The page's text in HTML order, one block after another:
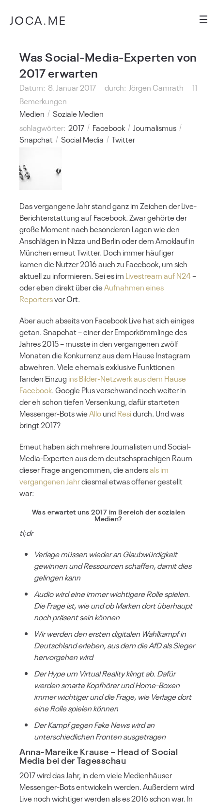
JOCA.ME
Was Social-Media-Experten von
2017 erwarten
Datum: 8. Januar 2017 durch: Jörgen Camrath
11
Bemerkungen
Medien
Soziale Medien
schlagwörter: 2017 Facebook
Journalismus
Snapchat
Social Media Twitter
Das vergangene Jahr stand ganz im Zeichen der Live-
Berichterstattung auf Facebook. Zwar gehörte der
große Moment nach besonderen Lagen wie den
Anschlägen in Nizza und Berlin oder dem Amoklauf in
München erneut Twitter. Doch immer häufiger
kamen die Nutzer 2016 auch zu Facebook, um sich
aktuell zu informieren. Sei es im Livestream auf N24–
oder eben direkt über dieAufnahmen eines
Reportersvor Ort.
Aber auch abseits von Facebook Live hat sich einiges
getan. Snapchat – einer der Emporkömmlinge des
Jahres 2015 – musste in den vergangenen zwölf
Monaten die Konkurrenz aus dem Hause Instagram
abwehren. Viele ehemals exklusive Funktionen
fanden Einzug ins Bilder-Netzwerk aus dem Hause
Facebook. Google Plus verschwand noch weiter in
der eh schon tiefen Versenkung, dafür starteten
Messenger-Bots wieAlloundResidurch. Und was
bringt 2017?
Erneut haben sich mehrere Journalisten und Social-
Media-Experten aus dem deutschsprachigen Raum
dieser Frage angenommen, die andersals im
vergangenen Jahrdiesmal etwas offener gestellt
war:
Was erwartet uns 2017 im Bereich der sozialen
Medien?
tl;dr
Verlage müssen wieder an Glaubwürdigkeit
gewinnen und Ressourcen schaffen, damit dies
gelingen kann
Audio wird eine immer wichtigere Rolle spielen.
Die Frage ist, wie und ob Marken dort überhaupt
noch präsent sein können
Wir werden den ersten digitalen Wahlkampf in
Deutschland erleben, aus dem die AfD als Sieger
hervorgehen wird
Der Hype um Virtual Reality klingt ab. Dafür
werden smarte Kopfhörer und Home-Boxen
immer wichtiger und die Frage, wie Verlage dort
eine Rolle spielen können
Der Kampf gegen Fake News wird an
unterschiedlichen Fronten ausgetragen
Anna-Mareike Krause – Head of Social
Media bei der Tagesschau
2017 wird das Jahr, in dem viele Medienhäuser
Messenger-Bots entwickeln werden. Außerdem wird
Live noch wichtiger werden als es 2016 schon war. In